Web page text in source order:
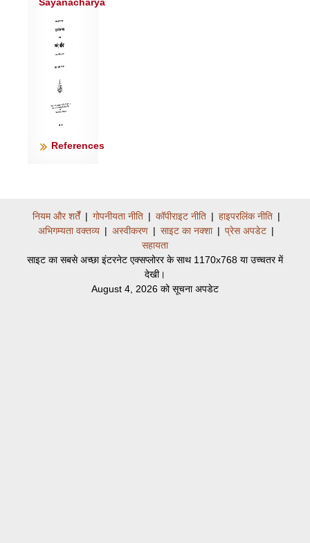
References
नियम और शर्तेँ | गोपनीयता नीति | कॉपीराइट नीति | हाइपरलिंक नीति |
अभिगम्यता वक्तव्य | अस्वीकरण | साइट का नक्शा | प्रेस अपडेट |
सहायता
साइट का सबसे अच्छा इंटरनेट एक्सप्लोरर के साथ 1170x768 या उच्चतर में
देखी।
August 4, 2026 को सूचना अपडेट